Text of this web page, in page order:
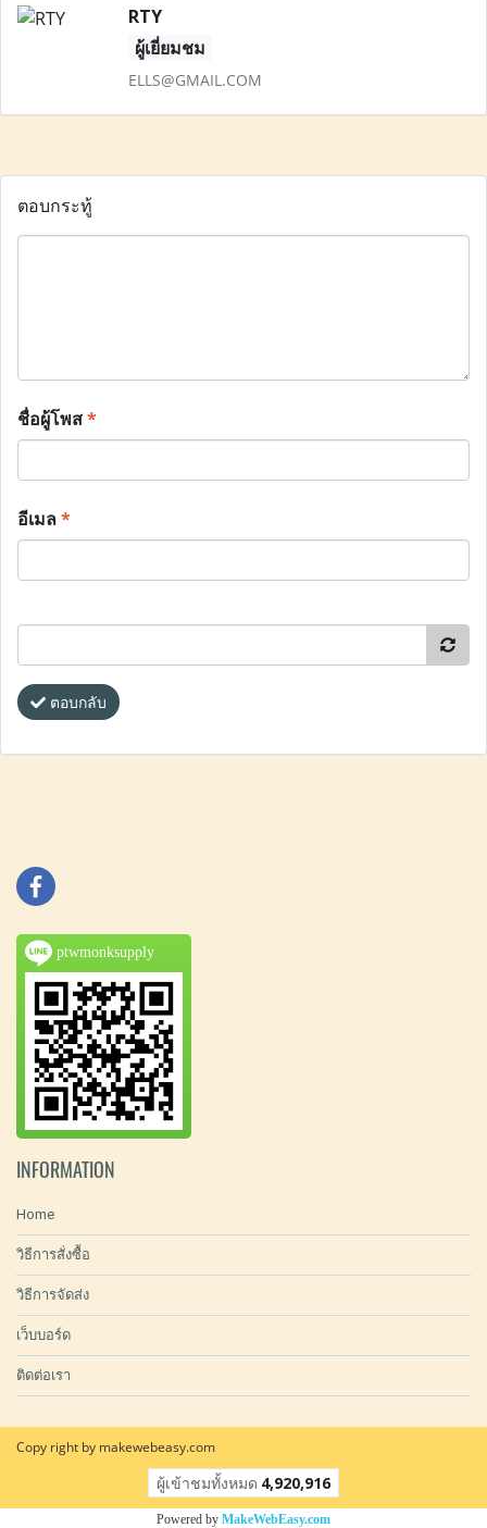
RTY
ผู้เยี่ยมชม
ELLS@GMAIL.COM
ตอบกระทู้
ชื่อผู้โพส*
อีเมล*
ตอบกลับ
ptwmonksupply
INFORMATION
Home
วิธีการสั่งซื้อ
วิธีการจัดส่ง
เว็บบอร์ด
ติดต่อเรา
Copy right by makewebeasy.com
ผู้เข้าชมทั้งหมด 4,920,916
Powered by MakeWebEasy.com